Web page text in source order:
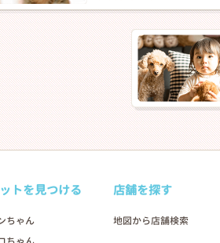
トを見つける
ちゃん
店舗を探す
地図から店舗検索